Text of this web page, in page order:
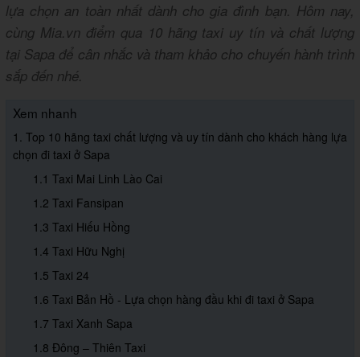
lựa chọn an toàn nhất dành cho gia đình bạn. Hôm nay,
cùng Mia.vn điểm qua 10 hãng taxi uy tín và chất lượng
tại Sapa để cân nhắc và tham khảo cho chuyến hành trình
sắp đến nhé.
Xem nhanh
1. Top 10 hãng taxi chất lượng và uy tín dành cho khách hàng lựa
chọn đi taxi ở Sapa
1.1 Taxi Mai Linh Lào Cai
1.2 Taxi Fansipan
1.3 Taxi Hiếu Hồng
1.4 Taxi Hữu Nghị
1.5 Taxi 24
1.6 Taxi Bản Hồ - Lựa chọn hàng đầu khi đi taxi ở Sapa
1.7 Taxi Xanh Sapa
1.8 Đông – Thiên Taxi